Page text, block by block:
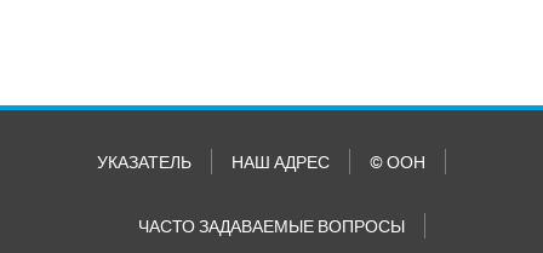
УКАЗАТЕЛЬ НАШ АДРЕС © ООН
ЧАСТО ЗАДАВАЕМЫЕ ВОПРОСЫ